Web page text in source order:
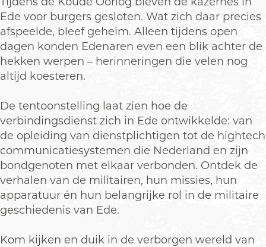
e
r
b
n
i
n
g
s
d
i
e
n
t
e
v
e
r
b
n
d
i
n
g
s
d
i
n
e
v
e
r
b
n
d
i
n
g
s
d
i
n
Ede voor burgers gesloten. Wat zich daar precies
afspeelde, bleef geheim. Alleen tijdens open
dagen konden Edenaren even een blik achter de
hekken werpen – herinneringen die velen nog
altijd koesteren.
De tentoonstelling laat zien hoe de
verbindingsdienst zich in Ede ontwikkelde: van
de opleiding van dienstplichtigen tot de hightech
communicatiesystemen die Nederland en zijn
bondgenoten met elkaar verbonden. Ontdek de
verhalen van de militairen, hun missies, hun
apparatuur én hun belangrijke rol in de militaire
geschiedenis van Ede.
Kom kijken en duik in de verborgen wereld van